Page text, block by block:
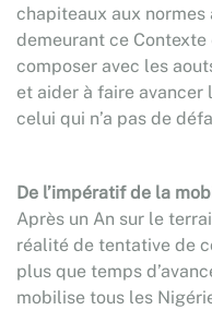
chapiteaux aux
demeurant ce
composer avec les
et aider à faire avancer
celui qui n’a pas de
De l’impératif de la
Après un An sur le
réalité de tentative de
plus que temps
mobilise tous les